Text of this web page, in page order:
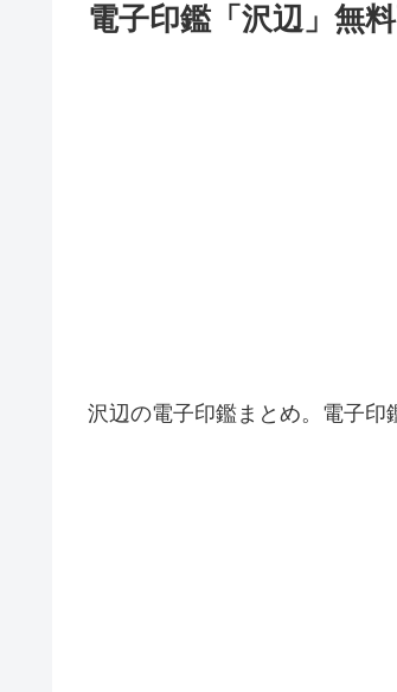
電子印鑑「沢辺」無
沢辺の電子印鑑まとめ。電子印